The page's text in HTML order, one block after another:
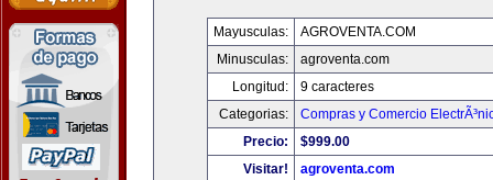
Mayusculas:
AGROVENTA.COM
Minusculas:
agroventa.com
Longitud:
9 caracteres
Categorias:
Compras y Comercio
Precio:
$999.00
Visitar!
agroventa.com